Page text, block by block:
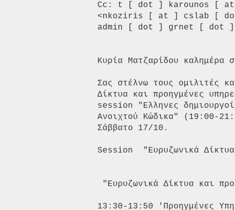
Cc: t [ dot ] karounos [
<nkoziris [ at ] cslab [
admin [ dot ] grnet [ dot ]
Κυρία Ματζαρίδου καλημέρα
Σας στέλνω τους ομιλιτές
Δίκτυα και προηγμένες
session "Ελληνες
Ανοιχτού Κώδικα" (19:00-
Σάββατο 17/10.
Session  "Eυρυζωνικά
"Eυρυζωνικά Δίκτυα και
13:30-13:50 'Προηγμένες